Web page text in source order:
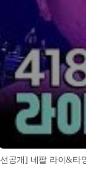
공개] 네팔 라이&타